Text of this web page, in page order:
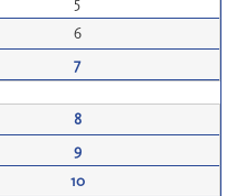
6
7
8
9
10